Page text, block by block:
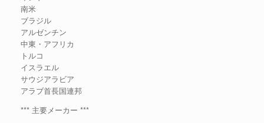
南米
ブラジル
アルゼンチン
中東・アフリカ
トルコ
イスラエル
サウジアラビア
アラブ首長国連邦
*** 主要メーカー ***